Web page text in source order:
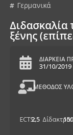
Γερμανικά
Διδασκαλία
ξένης
ΔΙΑΡΚΕΙΑ
31/10/2019
ΜΕΘΟΔΟΣ
ECTS:2,5 Δίδακτρα: